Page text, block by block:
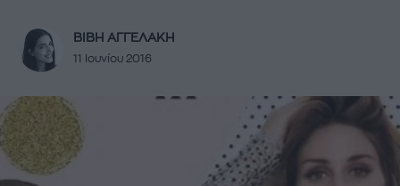
ΒΙΒΗ ΑΓΓΕΛΑΚΗ
11 Ιουνίου 2016